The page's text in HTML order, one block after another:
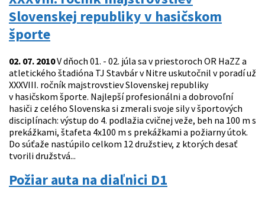
Slovenskej republiky v hasičskom
športe
02. 07. 2010V dňoch 01. - 02. júla sa v priestoroch OR HaZZ a
atletického štadióna TJ Stavbár v Nitre uskutočnil v poradí už
XXXVIII. ročník majstrovstiev Slovenskej republiky
v hasičskom športe. Najlepší profesionálni a dobrovoľní
hasiči z celého Slovenska si zmerali svoje sily v športových
disciplínach: výstup do 4. podlažia cvičnej veže, beh na 100 m s
prekážkami, štafeta 4x100 m s prekážkami a požiarny útok.
Do súťaže nastúpilo celkom 12 družstiev, z ktorých desať
tvorili družstvá...
Požiar auta na diaľnici D1